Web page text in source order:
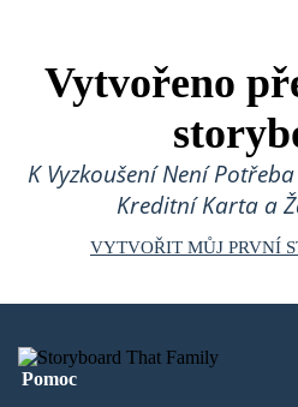
Vytvořeno
K Vyzkoušení Není
Kreditní Karta a
VYTVOŘIT MŮJ PRVNÍ
Pomoc